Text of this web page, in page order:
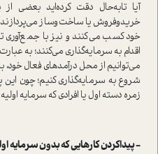
آیا تابه‌حال دقت کرده‌اید بعضی
خریدوفروش یا ساخت‌وساز
خود کسب می‌کنند و نیز با جمع‌آوری
اقدام به سرمایه‌گذاری می‌کنند؛ به
می‌توانیم از محل در‌آمدهای فعال خود،
شروع به سرمایه‌گذاری کنیم؛ چون
زمره دسته اول یا افرادی که سرمایه
− پیدا‌کردن کارهایی که بدون سرمایه